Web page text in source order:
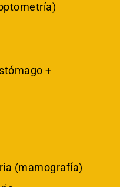
+
(mamografía)